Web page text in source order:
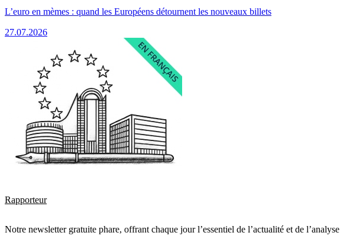
L’euro en mèmes : quand les Européens détournent les nouveaux billets
27.07.2026
Rapporteur
Notre newsletter gratuite phare, offrant chaque jour l’essentiel de l’actualité et de